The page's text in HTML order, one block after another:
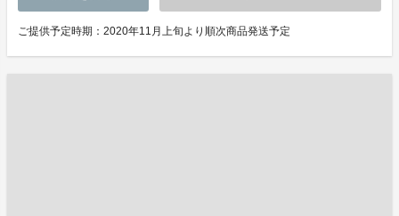
ご提供予定時期：2020年11月上旬より順次商品発送予定